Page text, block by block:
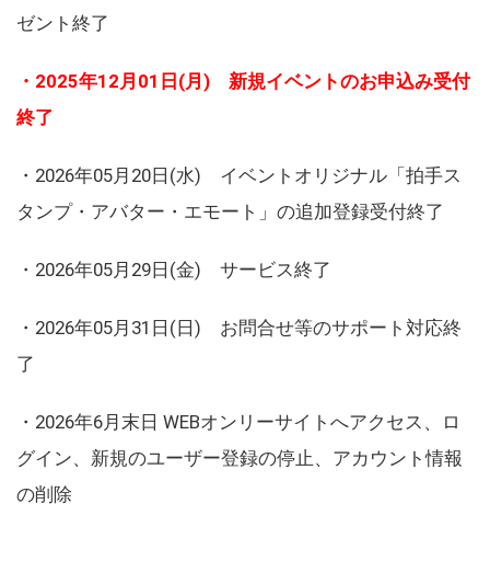
ゼント終了
・2025年12月01日(月) 新規イベントのお申込み受付
終了
・2026年05月20日(水) イベントオリジナル「拍手ス
タンプ・アバター・エモート」の追加登録受付終了
・2026年05月29日(金) サービス終了
・2026年05月31日(日) お問合せ等のサポート対応終
了
・2026年6月末日 WEBオンリーサイトへアクセス、ロ
グイン、新規のユーザー登録の停止、アカウント情報
の削除